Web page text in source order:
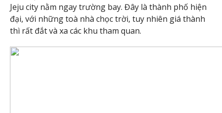
Jeju city nằm ngay trường bay. Đây là thành phố hiện
đại, với những toà nhà chọc trời, tuy nhiên giá thành
thì rất đắt và xa các khu tham quan.